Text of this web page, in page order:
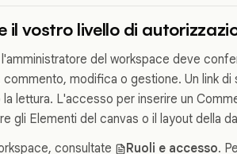
il vostro livello di
l'amministratore del workspace deve
commento, modifica o gestione. Un link
lettura. L'accesso per inserire un
gli Elementi del canvas o il layout della
consultate
Ruoli e accesso.